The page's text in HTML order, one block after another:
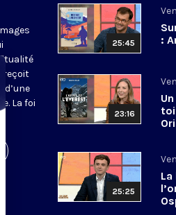
reçoit
d’une
La foi
25:45
:
23:16
25:25